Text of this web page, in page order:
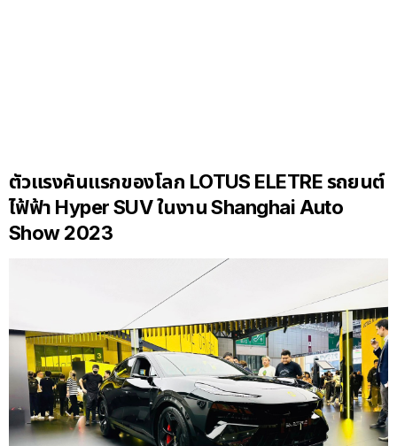
ตัวแรงคันแรกของโลก LOTUS ELETRE รถยนต์
ไฟ้ฟ้า Hyper SUV ในงาน Shanghai Auto
Show 2023